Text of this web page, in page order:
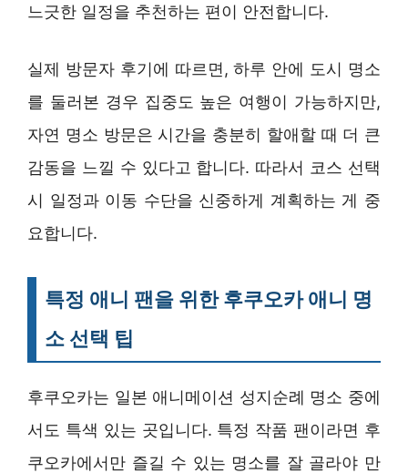
느긋한 일정을 추천하는 편이 안전합니다.
실제 방문자 후기에 따르면, 하루 안에 도시 명소
를 둘러본 경우 집중도 높은 여행이 가능하지만,
자연 명소 방문은 시간을 충분히 할애할 때 더 큰
감동을 느낄 수 있다고 합니다. 따라서 코스 선택
시 일정과 이동 수단을 신중하게 계획하는 게 중
요합니다.
특정 애니 팬을 위한 후쿠오카 애니 명
소 선택 팁
후쿠오카는 일본 애니메이션 성지순례 명소 중에
서도 특색 있는 곳입니다. 특정 작품 팬이라면 후
쿠오카에서만 즐길 수 있는 명소를 잘 골라야 만